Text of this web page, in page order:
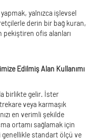
yalnızca işlevsel
derin bir bağ kuran,
ofis alanları
Edilmiş Alan Kullanımı
birlikte gelir. İster
veya karmaşık
en verimli şekilde
ortamı sağlamak için
genellikle standart ölçü ve